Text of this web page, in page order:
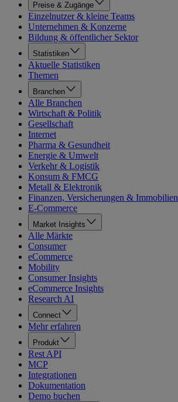
Preise & Zugänge
Einzelnutzer & kleine Teams
Unternehmen & Konzerne
Bildung & öffentlicher Sektor
Statistiken
Aktuelle Statistiken
Themen
Branchen
Alle Branchen
Wirtschaft & Politik
Gesellschaft
Internet
Pharma & Gesundheit
Energie & Umwelt
Verkehr & Logistik
Konsum & FMCG
Metall & Elektronik
Finanzen, Versicherungen & Immobilien
E-Commerce
Market Insights
Alle Märkte
Consumer
eCommerce
Mobility
Consumer Insights
eCommerce Insights
Research AI
Connect
Mehr erfahren
Produkt
Rest API
MCP
Integrationen
Dokumentation
Demo buchen